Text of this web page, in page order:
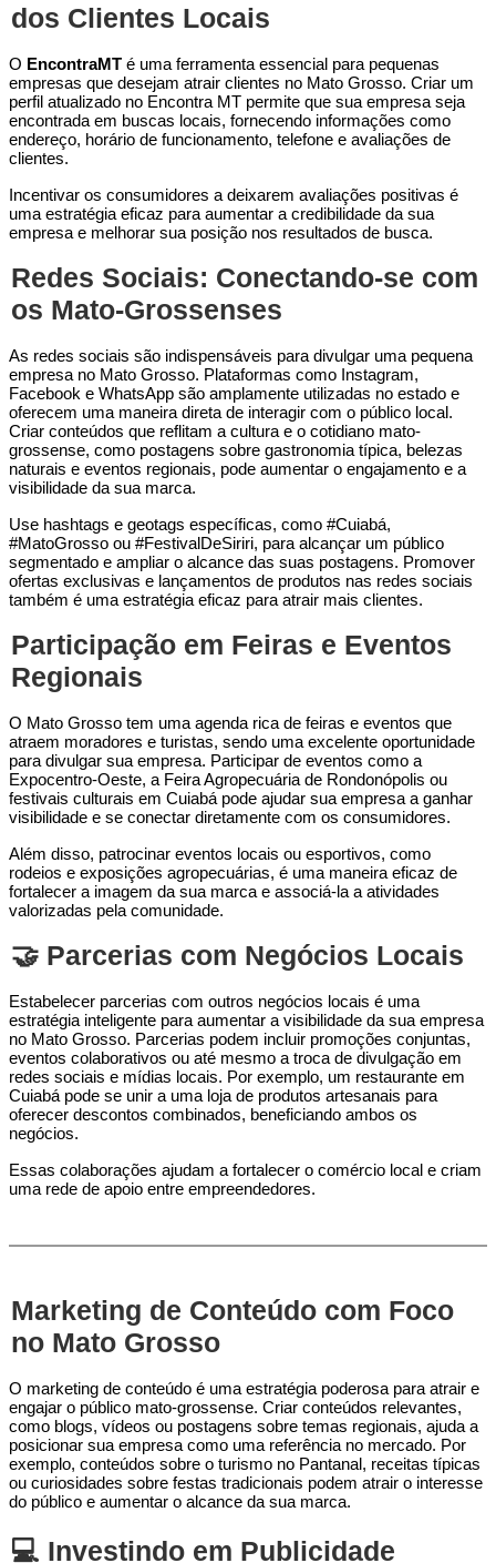
dos Clientes Locais
O EncontraMT é uma ferramenta essencial para pequenas
empresas que desejam atrair clientes no Mato Grosso. Criar um
perfil atualizado no Encontra MT permite que sua empresa seja
encontrada em buscas locais, fornecendo informações como
endereço, horário de funcionamento, telefone e avaliações de
clientes.
Incentivar os consumidores a deixarem avaliações positivas é
uma estratégia eficaz para aumentar a credibilidade da sua
empresa e melhorar sua posição nos resultados de busca.
Redes Sociais: Conectando-se com
os Mato-Grossenses
As redes sociais são indispensáveis para divulgar uma pequena
empresa no Mato Grosso. Plataformas como Instagram,
Facebook e WhatsApp são amplamente utilizadas no estado e
oferecem uma maneira direta de interagir com o público local.
Criar conteúdos que reflitam a cultura e o cotidiano mato-
grossense, como postagens sobre gastronomia típica, belezas
naturais e eventos regionais, pode aumentar o engajamento e a
visibilidade da sua marca.
Use hashtags e geotags específicas, como #Cuiabá,
#MatoGrosso ou #FestivalDeSiriri, para alcançar um público
segmentado e ampliar o alcance das suas postagens. Promover
ofertas exclusivas e lançamentos de produtos nas redes sociais
também é uma estratégia eficaz para atrair mais clientes.
Participação em Feiras e Eventos
Regionais
O Mato Grosso tem uma agenda rica de feiras e eventos que
atraem moradores e turistas, sendo uma excelente oportunidade
para divulgar sua empresa. Participar de eventos como a
Expocentro-Oeste, a Feira Agropecuária de Rondonópolis ou
festivais culturais em Cuiabá pode ajudar sua empresa a ganhar
visibilidade e se conectar diretamente com os consumidores.
Além disso, patrocinar eventos locais ou esportivos, como
rodeios e exposições agropecuárias, é uma maneira eficaz de
fortalecer a imagem da sua marca e associá-la a atividades
valorizadas pela comunidade.
🤝 Parcerias com Negócios Locais
Estabelecer parcerias com outros negócios locais é uma
estratégia inteligente para aumentar a visibilidade da sua empresa
no Mato Grosso. Parcerias podem incluir promoções conjuntas,
eventos colaborativos ou até mesmo a troca de divulgação em
redes sociais e mídias locais. Por exemplo, um restaurante em
Cuiabá pode se unir a uma loja de produtos artesanais para
oferecer descontos combinados, beneficiando ambos os
negócios.
Essas colaborações ajudam a fortalecer o comércio local e criam
uma rede de apoio entre empreendedores.
Marketing de Conteúdo com Foco
no Mato Grosso
O marketing de conteúdo é uma estratégia poderosa para atrair e
engajar o público mato-grossense. Criar conteúdos relevantes,
como blogs, vídeos ou postagens sobre temas regionais, ajuda a
posicionar sua empresa como uma referência no mercado. Por
exemplo, conteúdos sobre o turismo no Pantanal, receitas típicas
ou curiosidades sobre festas tradicionais podem atrair o interesse
do público e aumentar o alcance da sua marca.
💻 Investindo em Publicidade